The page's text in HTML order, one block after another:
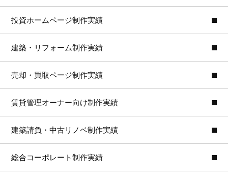
投資ホームページ制作実績
建築・リフォーム制作実績
売却・買取ページ制作実績
賃貸管理オーナー向け制作実績
建築請負・中古リノベ制作実績
総合コーポレート制作実績